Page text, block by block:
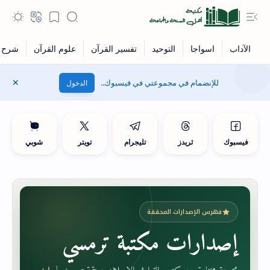
للإنضمام في مجموعتي في فيسبوك.. الدخول
فيسبوك ثريدز تليجرام تويتر شوبي
فهرس الإصدارات المحققة
إصدارات مكتبة ترمسي